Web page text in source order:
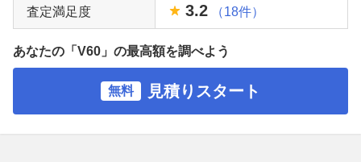
査定満足度 3.2 （18件）
あなたの「V60」の最高額を調べよう
無料 見積りスタート